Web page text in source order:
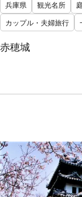
兵庫県 観光名所
カップル・夫婦旅行
赤穂城